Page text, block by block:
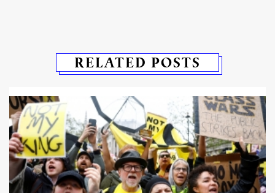
RELATED POSTS